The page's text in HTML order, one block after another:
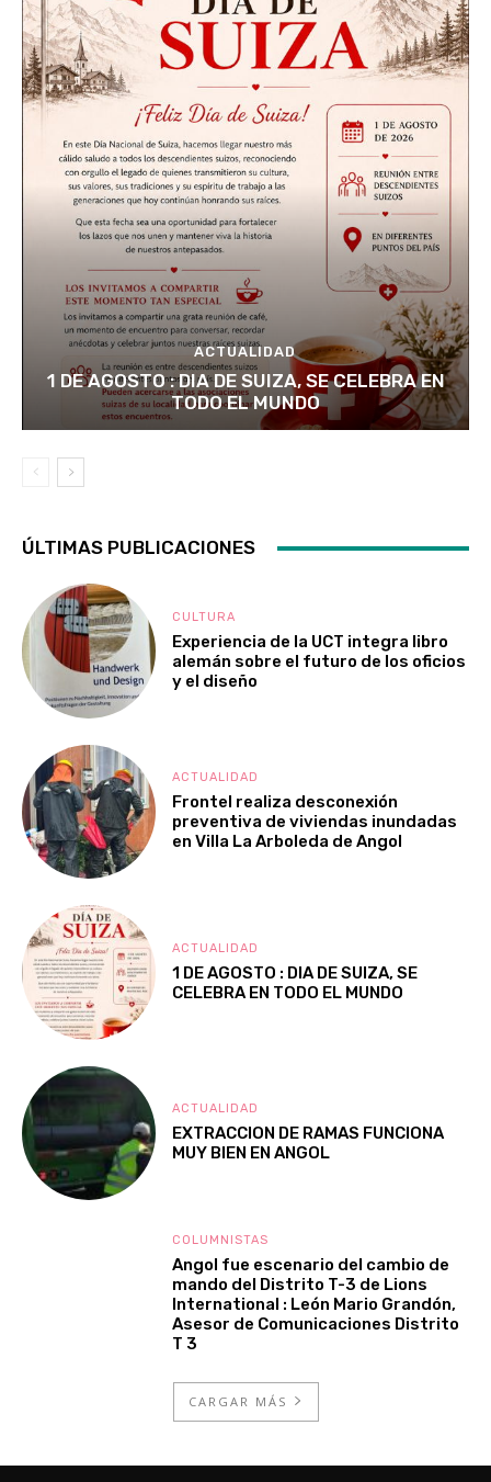
ACTUALIDAD
1 DE AGOSTO : DIA DE SUIZA, SE CELEBRA EN
TODO EL MUNDO
ÚLTIMAS PUBLICACIONES
CULTURA
Experiencia de la UCT integra libro
alemán sobre el futuro de los oficios
y el diseño
ACTUALIDAD
Frontel realiza desconexión
preventiva de viviendas inundadas
en Villa La Arboleda de Angol
ACTUALIDAD
1 DE AGOSTO : DIA DE SUIZA, SE
CELEBRA EN TODO EL MUNDO
ACTUALIDAD
EXTRACCION DE RAMAS FUNCIONA
MUY BIEN EN ANGOL
COLUMNISTAS
Angol fue escenario del cambio de
mando del Distrito T-3 de Lions
International : León Mario Grandón,
Asesor de Comunicaciones Distrito
T 3
CARGAR MÁS